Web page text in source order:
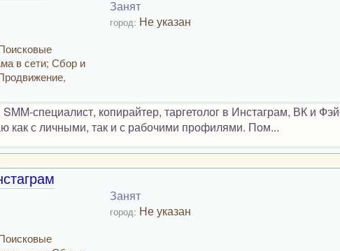
в сети; Сбор и
Занят
город: Не указан
специалист, копирайтер, таргетолог в Инстаграм, ВК и
как с личными, так и с рабочими профилями. Пом...
Занят
город: Не указан